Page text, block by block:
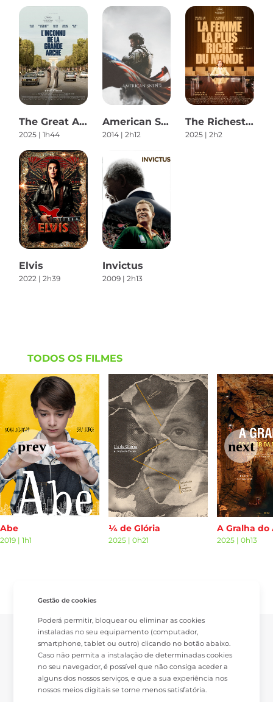
The Great Arch
2025 | 1h44
American Sniper
2014 | 2h12
The Richest Woman In The World
2025 | 2h2
Elvis
2022 | 2h39
Invictus
2009 | 2h13
TODOS OS FILMES
Abe
2019 | 1h1
¼ de Glória
2025 |0h21 2025 |0h13
Gestão de cookies
Poderá permitir, bloquear ou eliminar as cookies
instaladas no seu equipamento (computador,
smartphone, tablet ou outro) clicando no botão abaixo.
Caso não permita a instalação de determinadas cookies
no seu navegador, é possível que não consiga aceder a
alguns dos nossos serviços, e que a sua experiência nos
nossos meios digitais se torne menos satisfatória.